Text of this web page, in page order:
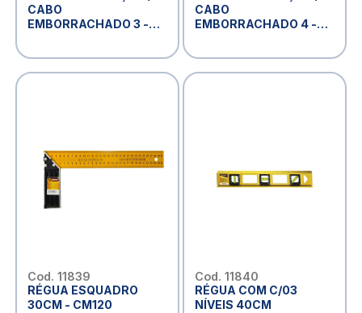
CABO
EMBORRACHADO 3 -
CABO
EMBORRACHADO 4 -
Cod. 11839
RÉGUA ESQUADRO
30CM - CM120
Cod. 11840
RÉGUA COM C/03
NÍVEIS 40CM